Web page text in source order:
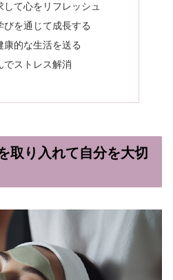
て心をリフレッシュ
びを通じて成長する
康的な生活を送る
でストレス解消
取り入れて自分を大切